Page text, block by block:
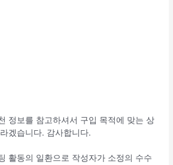
정보를 참고하셔서 구입 목적에 맞는 상
겠습니다. 감사합니다.
활동의 일환으로 작성자가 소정의 수수